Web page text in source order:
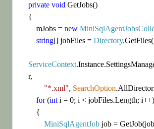
private void GetJobs()
{
    mJobs =
new
string[] jobFiles = Directory.GetFiles(
ServiceContext
r,
"*.xml", SearchOption
for (int i = 0; i < jobFiles.Length; i++)
MiniSqlAgentJob job =